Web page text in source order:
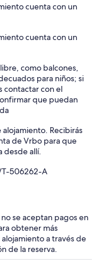
cuenta con un
cuenta con un
como balcones,
para niños; si
contactar con el
que puedan
Recibirás
de Vrbo para que
desde allí.
506262-A
se aceptan pagos en
obtener más
a través de
de la reserva.